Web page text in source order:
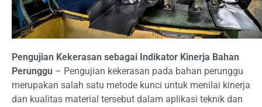
Pengujian Kekerasan sebagai Indikator Kinerja Bahan
Perunggu – Pengujian kekerasan pada bahan perunggu
merupakan salah satu metode kunci untuk menilai kinerja
dan kualitas material tersebut dalam aplikasi teknik dan